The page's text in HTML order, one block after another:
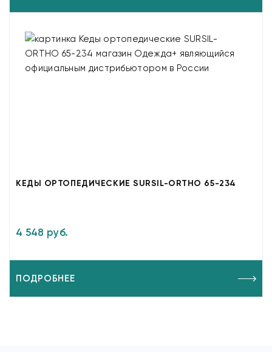
КЕДЫ ОРТОПЕДИЧЕСКИЕ SURSIL-ORTHO 65-234
4 548 руб.
ПОДРОБНЕЕ